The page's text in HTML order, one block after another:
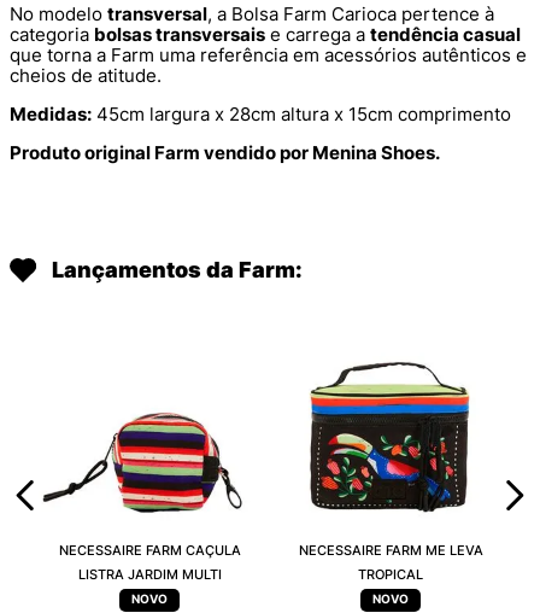
No modelo transversal, a Bolsa Farm Carioca pertence à
categoria bolsas transversais e carrega a tendência casual
que torna a Farm uma referência em acessórios autênticos e
cheios de atitude.
Medidas: 45cm largura x 28cm altura x 15cm comprimento
Produto original Farm vendido por Menina Shoes.
Lançamentos da Farm:
NECESSAIRE FARM CAÇULA
LISTRA JARDIM MULTI
NECESSAIRE FARM ME LEVA
TROPICAL